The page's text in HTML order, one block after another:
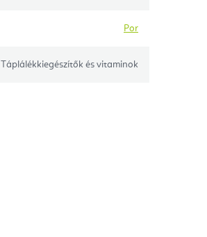
Por
Táplálékkiegészítők és vitaminok